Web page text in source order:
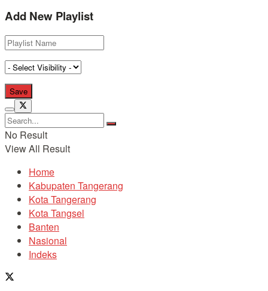
Add New Playlist
No Result
View All Result
Home
Kabupaten Tangerang
Kota Tangerang
Kota Tangsel
Banten
Nasional
Indeks